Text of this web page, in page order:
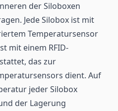
der Siloboxen
Jede Silobox ist mit
Temperatursensor
mit einem RFID-
das zur
dient. Auf
jeder Silobox
der Lagerung